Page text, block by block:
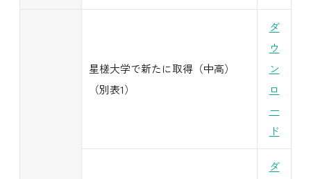
星槎大学で新たに取得（中高）
（別表1）
ダ
ウ
ン
ロ
ー
ド
ダ